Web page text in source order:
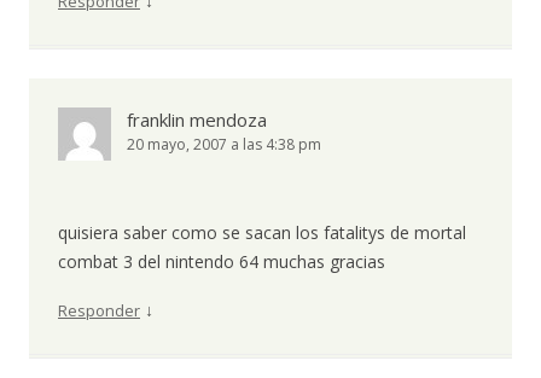
franklin mendoza
20 mayo, 2007 a las 4:38 pm
quisiera saber como se sacan los fatalitys de mortal
combat 3 del nintendo 64 muchas gracias
Responder ↓